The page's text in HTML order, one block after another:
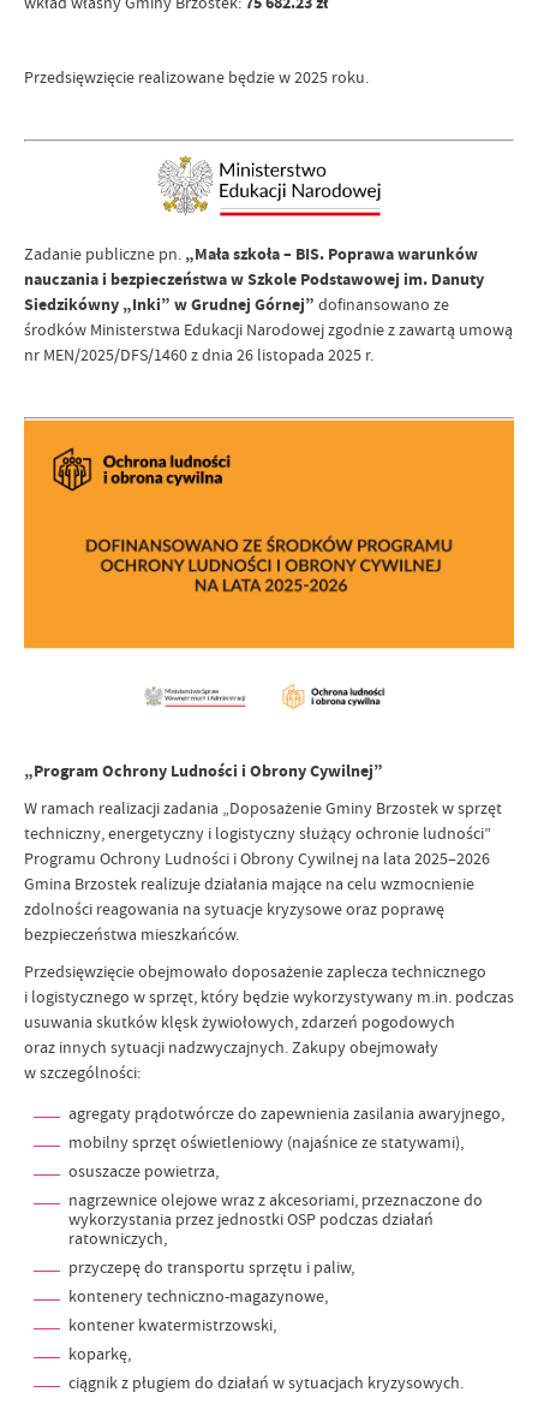
Przedsięwzięcie realizowane będzie w 2025 roku.
Zadanie publiczne pn. „Mała szkoła – BIS. Poprawa warunków
nauczania i bezpieczeństwa w Szkole Podstawowej im. Danuty
Siedzikówny „Inki” w Grudnej Górnej” dofinansowano ze
środków Ministerstwa Edukacji Narodowej zgodnie z zawartą umową
nr MEN/2025/DFS/1460 z dnia 26 listopada 2025 r.
„Program Ochrony Ludności i Obrony Cywilnej”
W ramach realizacji zadania „Doposażenie Gminy Brzostek w sprzęt
techniczny, energetyczny i logistyczny służący ochronie ludności”
Programu Ochrony Ludności i Obrony Cywilnej na lata 2025–2026
Gmina Brzostek realizuje działania mające na celu wzmocnienie
zdolności reagowania na sytuacje kryzysowe oraz poprawę
bezpieczeństwa mieszkańców.
Przedsięwzięcie obejmowało doposażenie zaplecza technicznego
i logistycznego w sprzęt, który będzie wykorzystywany m.in. podczas
usuwania skutków klęsk żywiołowych, zdarzeń pogodowych
oraz innych sytuacji nadzwyczajnych. Zakupy obejmowały
w szczególności:
agregaty prądotwórcze do zapewnienia zasilania awaryjnego,
mobilny sprzęt oświetleniowy (najaśnice ze statywami),
osuszacze powietrza,
nagrzewnice olejowe wraz z akcesoriami, przeznaczone do
wykorzystania przez jednostki OSP podczas działań
ratowniczych,
przyczepę do transportu sprzętu i paliw,
kontenery techniczno-magazynowe,
kontener kwatermistrzowski,
koparkę,
ciągnik z pługiem do działań w sytuacjach kryzysowych.